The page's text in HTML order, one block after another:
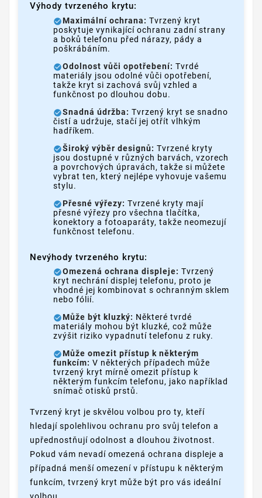
Výhody tvrzeného krytu:
Maximální ochrana: Tvrzený kryt
poskytuje vynikající ochranu zadní strany
a boků telefonu před nárazy, pády a
poškrábáním.
Odolnost vůči opotřebení: Tvrdé
materiály jsou odolné vůči opotřebení,
takže kryt si zachová svůj vzhled a
funkčnost po dlouhou dobu.
Snadná údržba: Tvrzený kryt se snadno
čistí a udržuje, stačí jej otřít vlhkým
hadříkem.
Široký výběr designů: Tvrzené kryty
jsou dostupné v různých barvách, vzorech
a povrchových úpravách, takže si můžete
vybrat ten, který nejlépe vyhovuje vašemu
stylu.
Přesné výřezy: Tvrzené kryty mají
přesné výřezy pro všechna tlačítka,
konektory a fotoaparáty, takže neomezují
funkčnost telefonu.
Nevýhody tvrzeného krytu:
Omezená ochrana displeje: Tvrzený
kryt nechrání displej telefonu, proto je
vhodné jej kombinovat s ochranným sklem
nebo fólií.
Může být kluzký: Některé tvrdé
materiály mohou být kluzké, což může
zvýšit riziko vypadnutí telefonu z ruky.
Může omezit přístup k některým
funkcím: V některých případech může
tvrzený kryt mírně omezit přístup k
některým funkcím telefonu, jako například
snímač otisků prstů.
Tvrzený kryt je skvělou volbou pro ty, kteří
hledají spolehlivou ochranu pro svůj telefon a
upřednostňují odolnost a dlouhou životnost.
Pokud vám nevadí omezená ochrana displeje a
případná menší omezení v přístupu k některým
funkcím, tvrzený kryt může být pro vás ideální